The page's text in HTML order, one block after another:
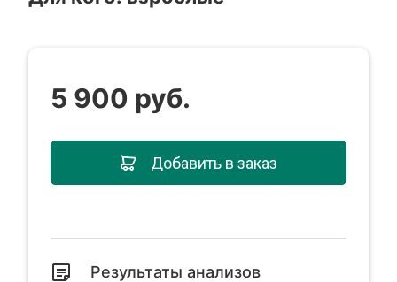
5 900 руб.
Добавить в заказ
Результаты анализов